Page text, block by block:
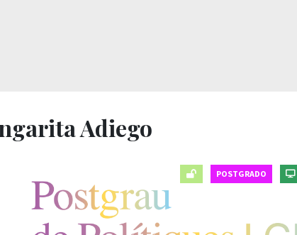
Adiego
POSTGRADO